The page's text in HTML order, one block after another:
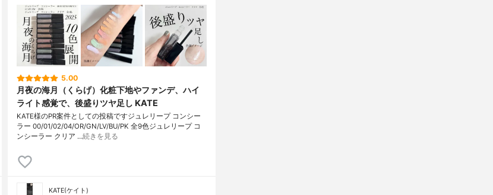
5.00
月夜の海月（くらげ）化粧下地やファンデ、ハイ
ライト感覚で、後盛りツヤ足し KATE
KATE様のPR案件としての投稿ですジュレリープ コンシー
ラー 00/01/02/04/OR/GN/LV/BU/PK 全9色ジュレリープ コ
ンシーラー クリア …続きを見る
KATE(ケイト)